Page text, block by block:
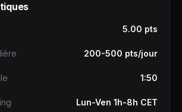
5.00 pts
200-500 pts/jour
1:50
Lun-Ven 1h-8h CET